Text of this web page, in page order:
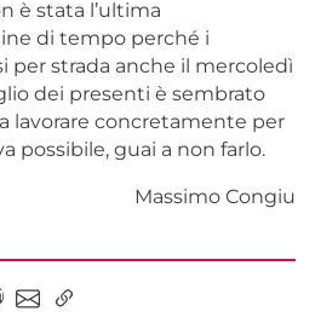
è stata l’ultima
di tempo perché i
per strada anche il mercoledì
dei presenti è sembrato
lavorare concretamente per
possibile, guai a non farlo.
Massimo Congiu